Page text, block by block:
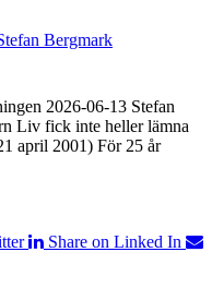
Bergmark
2026-06-13 Stefan
Liv fick inte heller lämna
april 2001) För 25 år
Share on Linked In